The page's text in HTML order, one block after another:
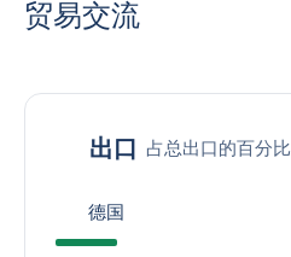
贸易交流
出口 占总出口的百分比
德国